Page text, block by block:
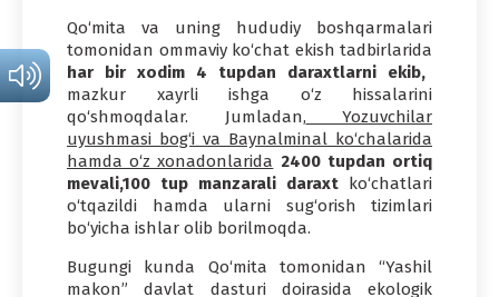
Qo‘mita va uning hududiy boshqarmalari
tomonidan ommaviy ko‘chat ekish tadbirlarida
har bir xodim 4 tupdan daraxtlarni ekib,
mazkur xayrli ishga o‘z hissalarini
qo‘shmoqdalar. Jumladan, Yozuvchilar
uyushmasi bog‘i va Baynalminal ko‘chalarida
hamda o‘z xonadonlarida 2400 tupdan ortiq
mevali,100 tup manzarali daraxt ko‘chatlari
o‘tqazildi hamda ularni sug‘orish tizimlari
bo‘yicha ishlar olib borilmoqda.
Bugungi kunda Qo‘mita tomonidan “Yashil
makon” davlat dasturi doirasida ekologik